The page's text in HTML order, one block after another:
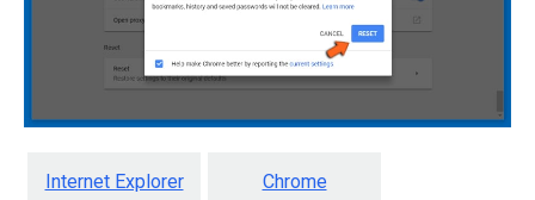
Internet Explorer Chrome